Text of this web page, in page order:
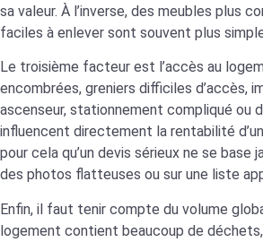
sa valeur. À l’inverse, des meubles plus
faciles à enlever sont souvent plus
Le troisième facteur est l’accès au
encombrées, greniers difficiles d’accès,
ascenseur, stationnement compliqué ou
influencent directement la rentabilité
pour cela qu’un devis sérieux ne se base
des photos flatteuses ou sur une liste
Enfin, il faut tenir compte du volume
logement contient beaucoup de